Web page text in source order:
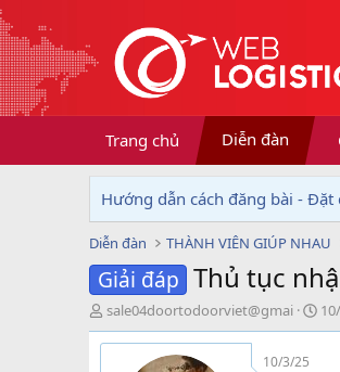
Trang chủ Diễn đàn
Hướng dẫn cách đăng bài -
Diễn đàn THÀNH VIÊN GIÚP NHAU
Giải đáp Thủ tục
T
h
r
sale04doortodoorviet@gmai
N
g
10/3/25